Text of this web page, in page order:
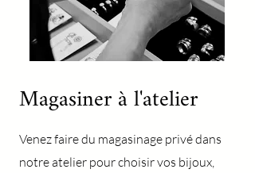
Magasiner à l'atelier
Venez faire du magasinage privé dans
notre atelier pour choisir vos bijoux,